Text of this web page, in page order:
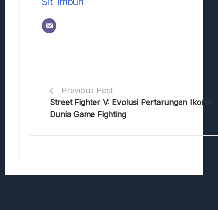
Previous Post
Street Fighter V: Evolusi Pertarungan Ikonik
Dunia Game Fighting